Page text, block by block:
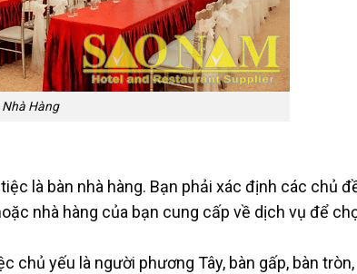
Nhà Hàng
là bàn nhà hàng. Bạn phải xác định các chủ
nhà hàng của bạn cung cấp về dịch vụ để
yếu là người phương Tây, bàn gấp, bàn tròn,